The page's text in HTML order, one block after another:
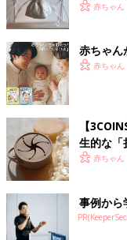
赤ちゃん
赤ちゃん
赤ちゃん
【
生的な「
赤ちゃん
事例から